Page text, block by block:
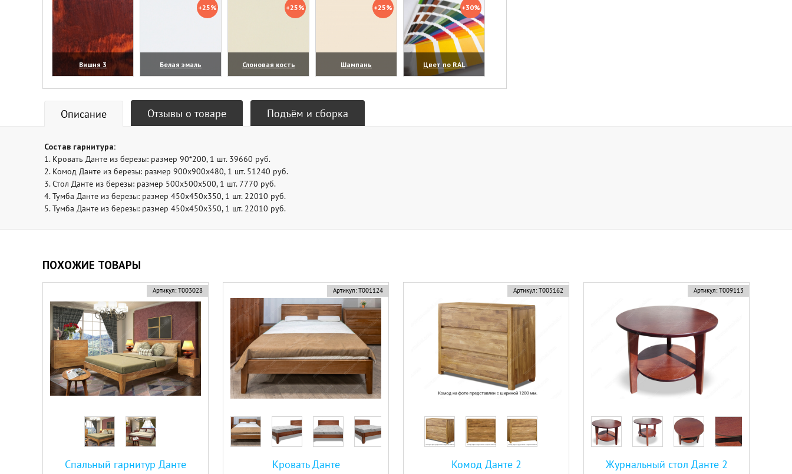
Вишня 3
(увеличить)
+25%
Белая эмаль
(увеличить)
+25%
Слоновая кость
(увеличить)
+25%
Шампань
(увеличить)
+30%
Цвет по RAL
(увеличить)
Описание Отзывы о товаре Подъём и сборка
Состав гарнитура:
1. Кровать Данте из березы: размер 90*200, 1 шт. 39660 руб.
2. Комод Данте из березы: размер 900x900x480, 1 шт. 51240 руб.
3. Стол Данте из березы: размер 500x500x500, 1 шт. 7770 руб.
4. Тумба Данте из березы: размер 450x450x350, 1 шт. 22010 руб.
5. Тумба Данте из березы: размер 450x450x350, 1 шт. 22010 руб.
ПОХОЖИЕ ТОВАРЫ
Артикул: Т003028
Спальный гарнитур Данте
Артикул: Т001124
Кровать Данте
Артикул: Т005162
Комод Данте 2
Артикул: Т009113
Журнальный стол Данте 2